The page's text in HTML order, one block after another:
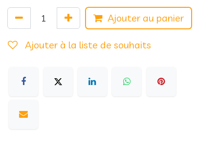
Ajouter au panier
Ajouter à la liste de souhaits